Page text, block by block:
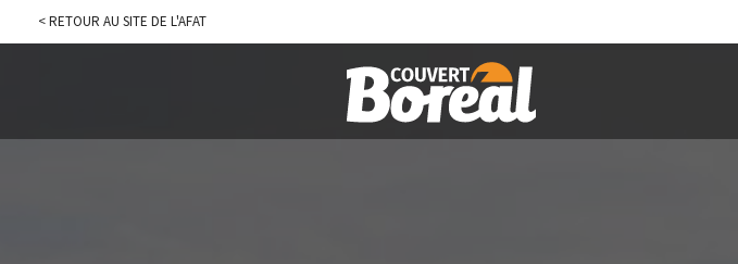
< RETOUR AU SITE DE L'AFAT